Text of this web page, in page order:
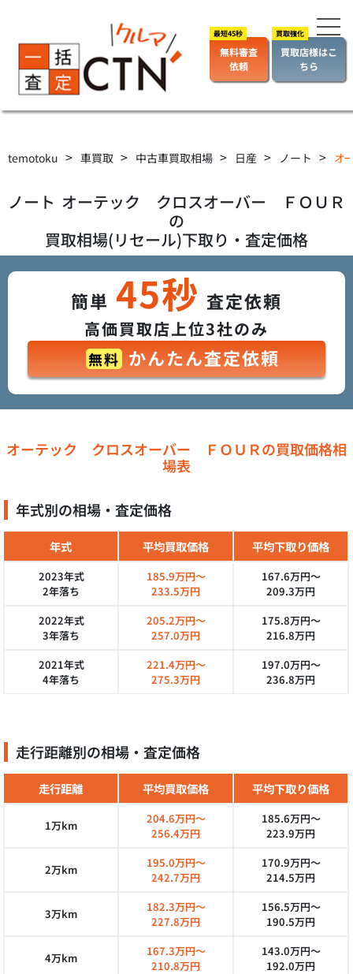
無料審査
依頼
買取店様はこ
ちら
temotoku > 車買取 > 中古車買取相場 > 日産 > ノート > オ
ノート オーテック クロスオーバー ＦＯＵＲ
の
買取相場(リセール)下取り・査定価格
簡単 45秒 査定依頼
高価買取店上位3社のみ
無料 かんたん査定依頼
オーテック クロスオーバー ＦＯＵＲの買取価格相
場表
年式別の相場・査定価格
年式 平均買取価格 平均下取り価格
2023年式
2年落ち
185.9万円～
233.5万円
167.6万円～
209.3万円
2022年式
3年落ち
205.2万円～
257.0万円
175.8万円～
216.8万円
2021年式
4年落ち
221.4万円～
275.3万円
197.0万円～
236.8万円
走行距離別の相場・査定価格
走行距離 平均買取価格 平均下取り価格
1万km
204.6万円～
256.4万円
185.6万円～
223.9万円
2万km
195.0万円～
242.7万円
170.9万円～
214.5万円
3万km
182.3万円～
227.8万円
156.5万円～
190.5万円
4万km
167.3万円～
210.8万円
143.0万円～
192.0万円